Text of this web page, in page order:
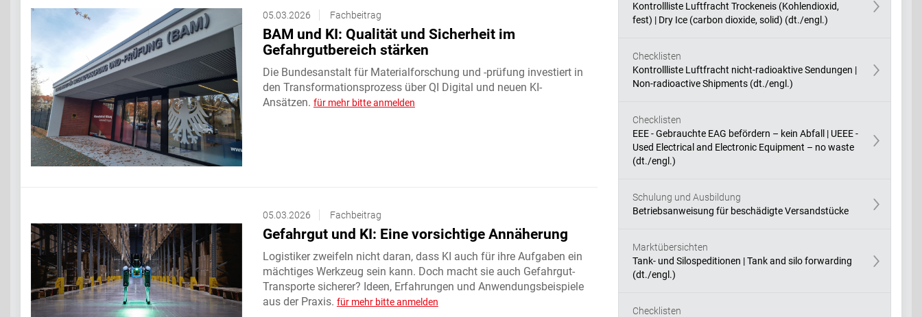
05.03.2026 Fachbeitrag
BAM und KI: Qualität und Sicherheit im
Gefahrgutbereich stärken
Die Bundesanstalt für Materialforschung und -prüfung investiert in
den Transformationsprozess über QI Digital und neuen KI-
Ansätzen. für mehr bitte anmelden
05.03.2026 Fachbeitrag
Gefahrgut und KI: Eine vorsichtige Annäherung
Logistiker zweifeln nicht daran, dass KI auch für ihre Aufgaben ein
mächtiges Werkzeug sein kann. Doch macht sie auch Gefahrgut-
Transporte sicherer? Ideen, Erfahrungen und Anwendungsbeispiele
aus der Praxis. für mehr bitte anmelden
Kontrollliste Luftfracht Trockeneis (Kohlendioxid,
fest) | Dry Ice (carbon dioxide, solid) (dt./engl.)
Checklisten
Kontrollliste Luftfracht nicht-radioaktive Sendungen |
Non-radioactive Shipments (dt./engl.)
Checklisten
EEE - Gebrauchte EAG befördern – kein Abfall | UEEE -
Used Electrical and Electronic Equipment – no waste
(dt./engl.)
Schulung und Ausbildung
Betriebsanweisung für beschädigte Versandstücke
Marktübersichten
Tank- und Silospeditionen | Tank and silo forwarding
(dt./engl.)
Checklisten